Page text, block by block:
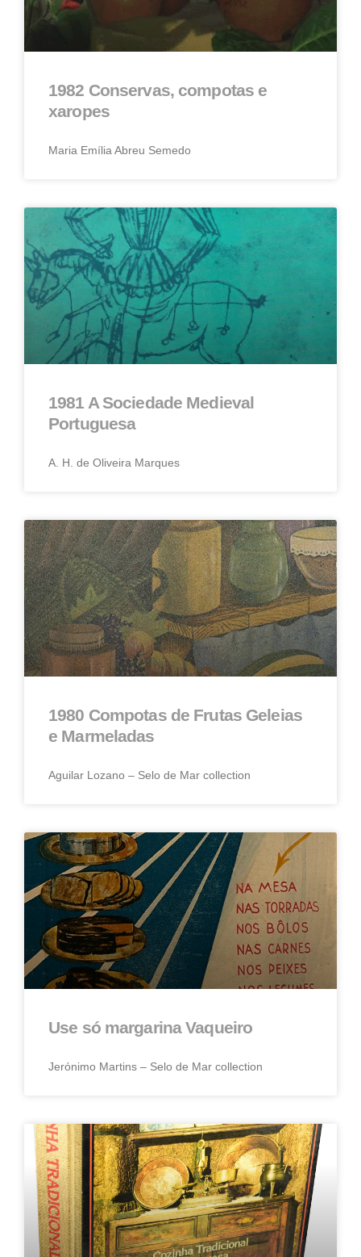
1982 Conservas, compotas e
xaropes
Maria Emília Abreu Semedo
1981 A Sociedade Medieval
Portuguesa
A. H. de Oliveira Marques
1980 Compotas de Frutas Geleias
e Marmeladas
Aguilar Lozano – Selo de Mar collection
Use só margarina Vaqueiro
Jerónimo Martins – Selo de Mar collection